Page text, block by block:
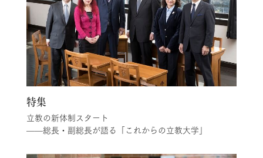
特集
立教の新体制スタート
——総長・副総長が語る「これからの立教大学」